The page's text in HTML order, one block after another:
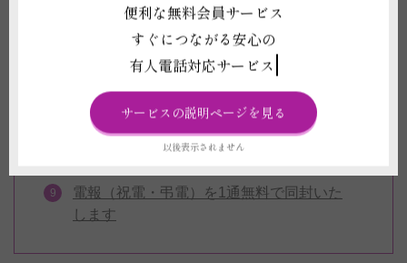
ブルーやパープルなど珍しい色もお届けい
お届けするお花のお写真をお送りいたしま
電報（祝電・弔電）を1通無料で同封いた
します
便利な無料会員サービス
すぐにつながる安心の
有人電話対応サービス
サービスの説明ページを見る
以後表示されません